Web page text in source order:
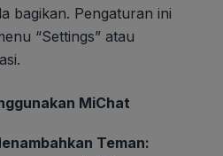
bagikan. Pengaturan ini
“Settings” atau
MiChat
Teman: